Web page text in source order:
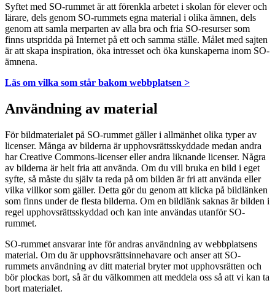
Syftet med SO-rummet är att förenkla arbetet i skolan för elever och
lärare, dels genom SO-rummets egna material i olika ämnen, dels
genom att samla merparten av alla bra och fria SO-resurser som
finns utspridda på Internet på ett och samma ställe. Målet med sajten
är att skapa inspiration, öka intresset och öka kunskaperna inom SO-
ämnena.
Läs om vilka som står bakom webbplatsen >
Användning av material
För bildmaterialet på SO-rummet gäller i allmänhet olika typer av
licenser. Många av bilderna är upphovsrättsskyddade medan andra
har Creative Commons-licenser eller andra liknande licenser. Några
av bilderna är helt fria att använda. Om du vill bruka en bild i eget
syfte, så måste du själv ta reda på om bilden är fri att använda eller
vilka villkor som gäller. Detta gör du genom att klicka på bildlänken
som finns under de flesta bilderna. Om en bildlänk saknas är bilden i
regel upphovsrättsskyddad och kan inte användas utanför SO-
rummet.
SO-rummet ansvarar inte för andras användning av webbplatsens
material. Om du är upphovsrättsinnehavare och anser att SO-
rummets användning av ditt material bryter mot upphovsrätten och
bör plockas bort, så är du välkommen att meddela oss så att vi kan ta
bort materialet.